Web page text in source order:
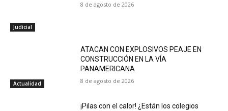
Judicial
8 de agosto de 2026
Actualidad
ATACAN CON EXPLOSIVOS PEAJE EN
CONSTRUCCIÓN EN LA VÍA
PANAMERICANA
8 de agosto de 2026
¡Pilas con el calor! ¿Están los colegios